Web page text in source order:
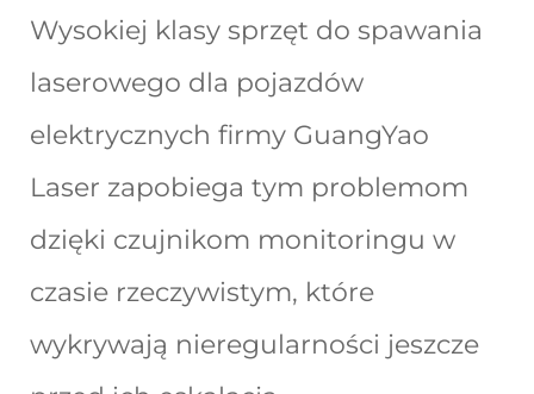
Wysokiej klasy sprzęt do spawania
laserowego dla pojazdów
elektrycznych firmy GuangYao
Laser zapobiega tym problemom
dzięki czujnikom monitoringu w
czasie rzeczywistym, które
wykrywają nieregularności jeszcze